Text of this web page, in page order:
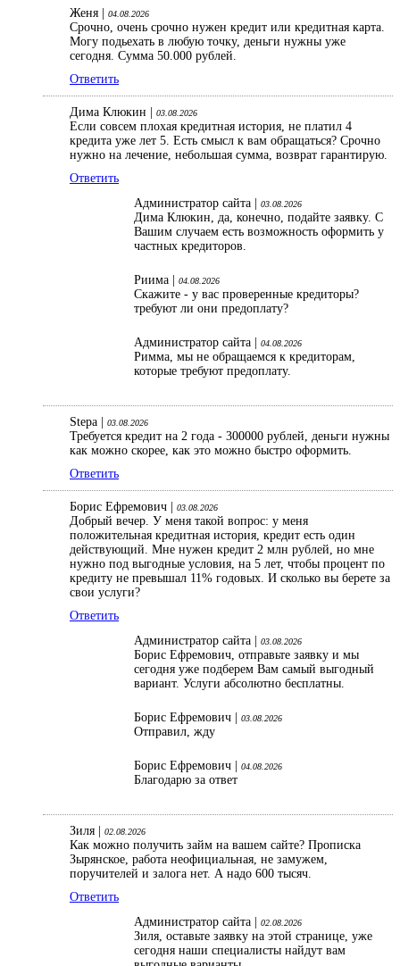
Женя | 04.08.2026
Срочно, очень срочно нужен кредит или кредитная карта.
Могу подьехать в любую точку, деньги нужны уже
сегодня. Сумма 50.000 рублей.
Ответить
Дима Клюкин | 03.08.2026
Если совсем плохая кредитная история, не платил 4
кредита уже лет 5. Есть смысл к вам обращаться? Срочно
нужно на лечение, небольшая сумма, возврат гарантирую.
Ответить
Администратор сайта |
03.08.2026
Дима Клюкин, да, конечно, подайте заявку. С
Вашим случаем есть возможность оформить у
частных кредиторов.
Риима | 04.08.2026
Скажите - у вас проверенные кредиторы?
требуют ли они предоплату?
Администратор сайта | 04.08.2026
Римма, мы не обращаемся к кредиторам,
которые требуют предоплату.
Stepa | 03.08.2026
Требуется кредит на 2 года - 300000 рублей, деньги нужны
как можно скорее, как это можно быстро оформить.
Ответить
Борис Ефремович | 03.08.2026
Добрый вечер. У меня такой вопрос: у меня
положительная кредитная история, кредит есть один
действующий. Мне нужен кредит 2 млн рублей, но мне
нужно под выгодные условия, на 5 лет, чтобы процент по
кредиту не превышал 11% годовых. И сколько вы берете за
свои услуги?
Ответить
Администратор сайта |
03.08.2026
Борис Ефремович, отправьте заявку и мы
сегодня уже подберем Вам самый выгодный
вариант. Услуги абсолютно бесплатны.
Борис Ефремович | 03.08.2026
Отправил, жду
Борис Ефремович | 04.08.2026
Благодарю за ответ
Зиля | 02.08.2026
Как можно получить займ на вашем сайте? Прописка
Зырянское, работа неофициальная, не замужем,
поручителей и залога нет. А надо 600 тысяч.
Ответить
Администратор сайта |
02.08.2026
Зиля, оставьте заявку на этой странице, уже
сегодня наши специалисты найдут вам